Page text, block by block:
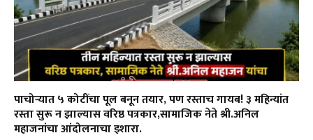
पाचोऱ्यात ५ कोटींचा पूल बनून तयार, पण रस्ताच गायब! ३ महिन्यांत
रस्ता सुरू न झाल्यास वरिष्ठ पत्रकार,सामाजिक नेते श्री.अनिल
महाजनांचा आंदोलनाचा इशारा.